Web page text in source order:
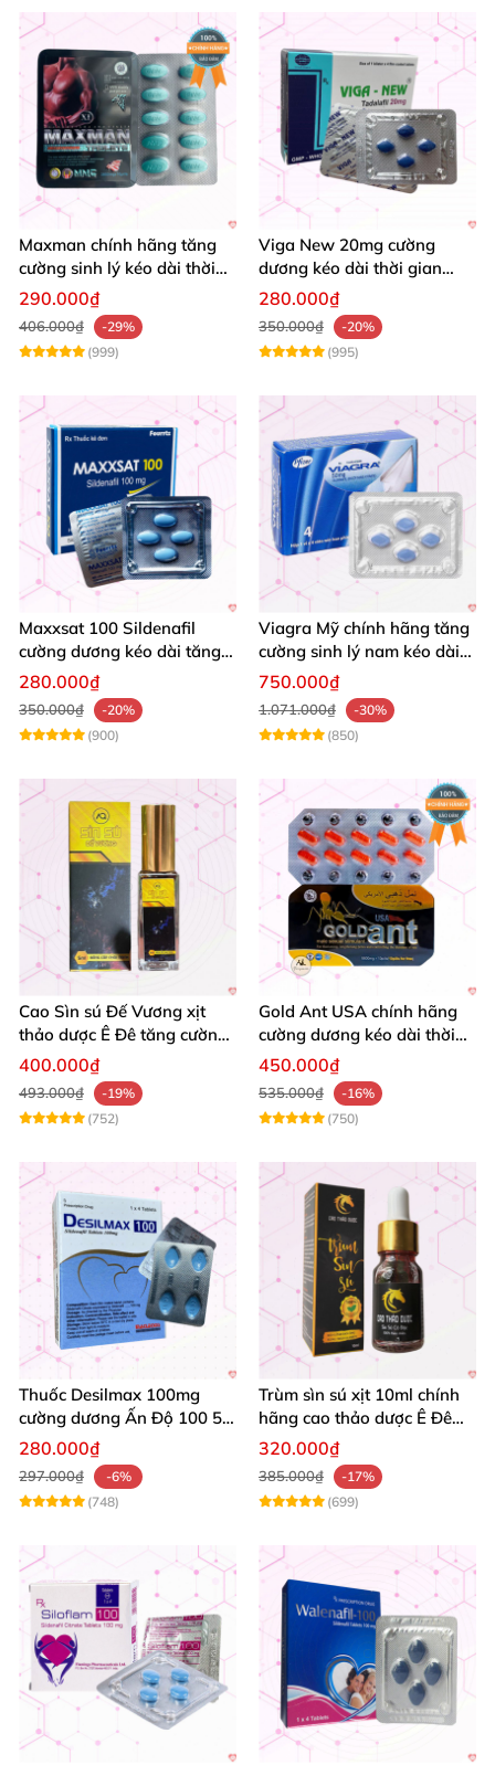
Maxman chính hãng tăng
cường sinh lý kéo dài thời
gian chống xuất tinh sớm
hộp 10 viên
290.000₫
406.000₫
-29%
(999)
Viga New 20mg cường
dương kéo dài thời gian
tăng khoái cảm hộp 4 viên
280.000₫
350.000₫
-20%
(995)
Maxxsat 100 Sildenafil
cường dương kéo dài tăng
cường sinh lý nam
280.000₫
350.000₫
-20%
(900)
Viagra Mỹ chính hãng tăng
cường sinh lý nam kéo dài
quan hệ
750.000₫
1.071.000₫
-30%
(850)
Cao Sìn sú Đế Vương xịt
thảo dược Ê Đê tăng cường
bản lĩnh nam
400.000₫
493.000₫
-19%
(752)
Gold Ant USA chính hãng
cường dương kéo dài thời
gian - Kiến Vàng Đen Tây
450.000₫
535.000₫
-16%
(750)
Thuốc Desilmax 100mg
cường dương Ấn Độ 100 50
mg tăng sinh lý tốt nhất
280.000₫
297.000₫
-6%
(748)
Trùm sìn sú xịt 10ml chính
hãng cao thảo dược Ê Đê
kéo dài QT
320.000₫
385.000₫
-17%
(699)